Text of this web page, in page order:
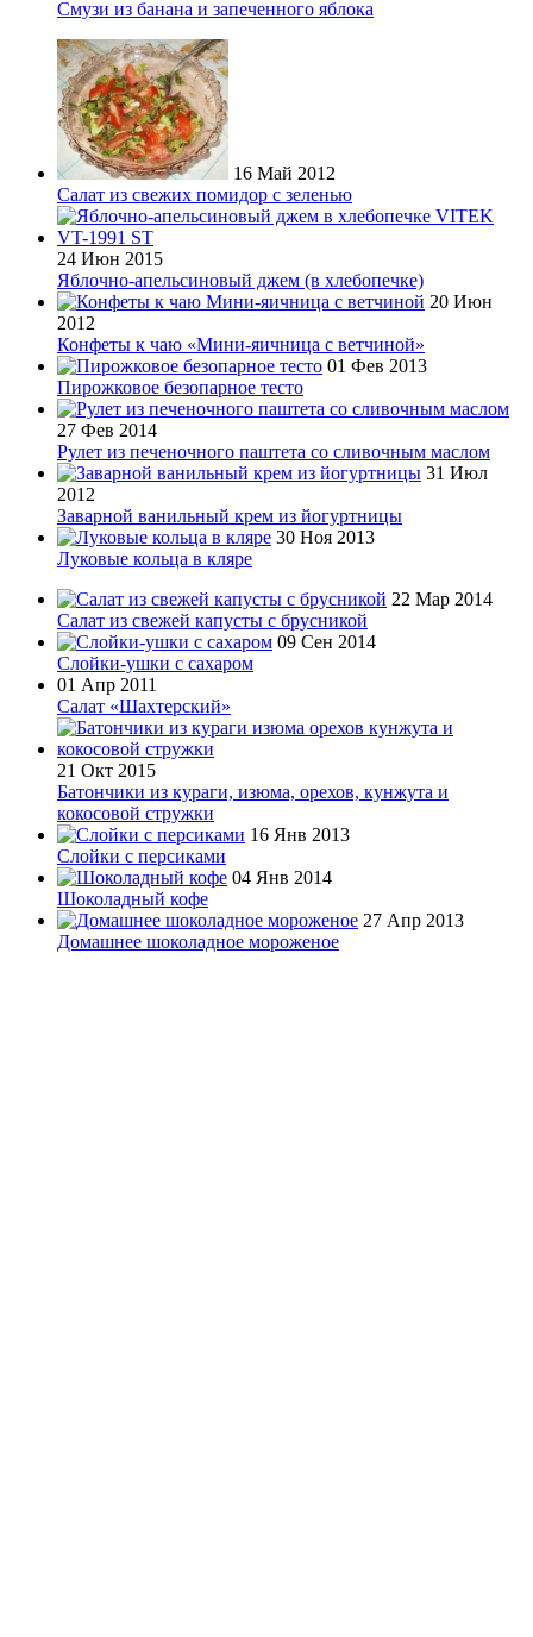
Смузи из банана и запеченного яблока
16 Май 2012
Салат из свежих помидор с зеленью
24 Июн 2015
Яблочно-апельсиновый джем (в хлебопечке)
20 Июн
2012
Конфеты к чаю «Мини-яичница с ветчиной»
01 Фев 2013
Пирожковое безопарное тесто
27 Фев 2014
Рулет из печеночного паштета со сливочным маслом
31 Июл
2012
Заварной ванильный крем из йогуртницы
30 Ноя 2013
Луковые кольца в кляре
22 Мар 2014
Салат из свежей капусты с брусникой
09 Сен 2014
Слойки-ушки с сахаром
01 Апр 2011
Салат «Шахтерский»
21 Окт 2015
Батончики из кураги, изюма, орехов, кунжута и
кокосовой стружки
16 Янв 2013
Слойки с персиками
04 Янв 2014
Шоколадный кофе
27 Апр 2013
Домашнее шоколадное мороженое